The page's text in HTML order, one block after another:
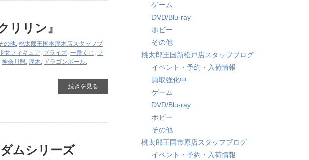
リリン』
の他 桃太郎王国本厚木店スタッフブ
女フィギュア プライズ 一番くじ
フ
神奈川県 厚木 ドラゴンボール
続きを見る
ムシリーズ
ゲーム
DVD/Blu-ray
ホビー
その他
桃太郎王国新松戸店スタッフブログ
イベント・予約・入荷情報
買取強化中
ゲーム
DVD/Blu-ray
ホビー
その他
桃太郎王国市原店スタッフブログ
イベント・予約・入荷情報